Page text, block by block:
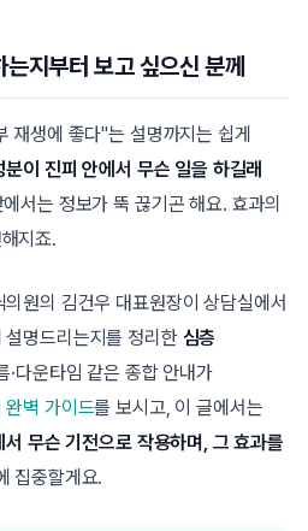
지부터 보고 싶으신 분께
재생에 좋다"는 설명까지는 쉽게
이 진피 안에서 무슨 일을 하길래
서는 정보가 뚝 끊기곤 해요. 효과의
지죠.
원의 김건우 대표원장이 상담실에서
명드리는지를 정리한 심층
·다운타임 같은 종합 안내가
완벽 가이드를 보시고, 이 글에서는
무슨 기전으로 작용하며, 그 효과를
집중할게요.